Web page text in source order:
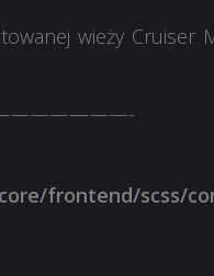
wieży Cruiser